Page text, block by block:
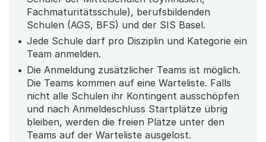
Fachmaturitätsschule), berufsbildenden
Schulen (AGS, BFS) und der SIS Basel.
Jede Schule darf pro Disziplin und Kategorie ein
Team anmelden.
Die Anmeldung zusätzlicher Teams ist möglich.
Die Teams kommen auf eine Warteliste. Falls
nicht alle Schulen ihr Kontingent ausschöpfen
und nach Anmeldeschluss Startplätze übrig
bleiben, werden die freien Plätze unter den
Teams auf der Warteliste ausgelost.